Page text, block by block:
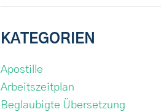
KATEGORIEN
Apostille
Arbeitszeitplan
Beglaubigte Übersetzung